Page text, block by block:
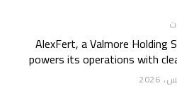
AlexFert, a Valmore Holding
powers its operations with
through a 30-year